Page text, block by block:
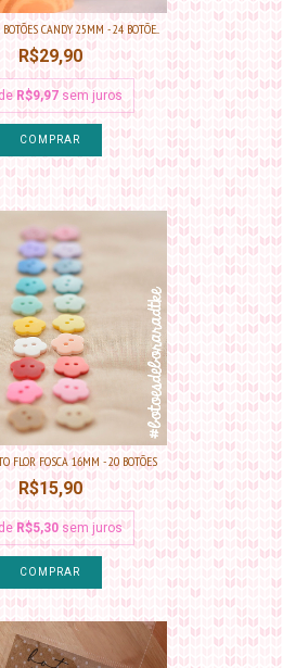
CANDY 25MM - 24 BOTÕE...
R$29,90
R$9,97 sem juros
FLOR FOSCA 16MM - 20 BOTÕES
R$15,90
R$5,30 sem juros